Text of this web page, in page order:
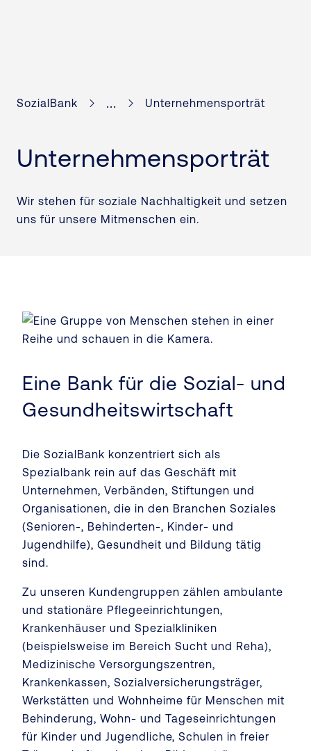
SozialBank ... Unternehmensporträt
Unternehmensporträt
Wir stehen für soziale Nachhaltigkeit und setzen
uns für unsere Mitmenschen ein.
Eine Bank für die Sozial- und
Gesundheitswirtschaft
Die SozialBank konzentriert sich als
Spezialbank rein auf das Geschäft mit
Unternehmen, Verbänden, Stiftungen und
Organisationen, die in den Branchen Soziales
(Senioren-, Behinderten-, Kinder- und
Jugendhilfe), Gesundheit und Bildung tätig
sind.
Zu unseren Kundengruppen zählen ambulante
und stationäre Pflegeeinrichtungen,
Krankenhäuser und Spezialkliniken
(beispielsweise im Bereich Sucht und Reha),
Medizinische Versorgungszentren,
Krankenkassen, Sozialversicherungsträger,
Werkstätten und Wohnheime für Menschen mit
Behinderung, Wohn- und Tageseinrichtungen
für Kinder und Jugendliche, Schulen in freier